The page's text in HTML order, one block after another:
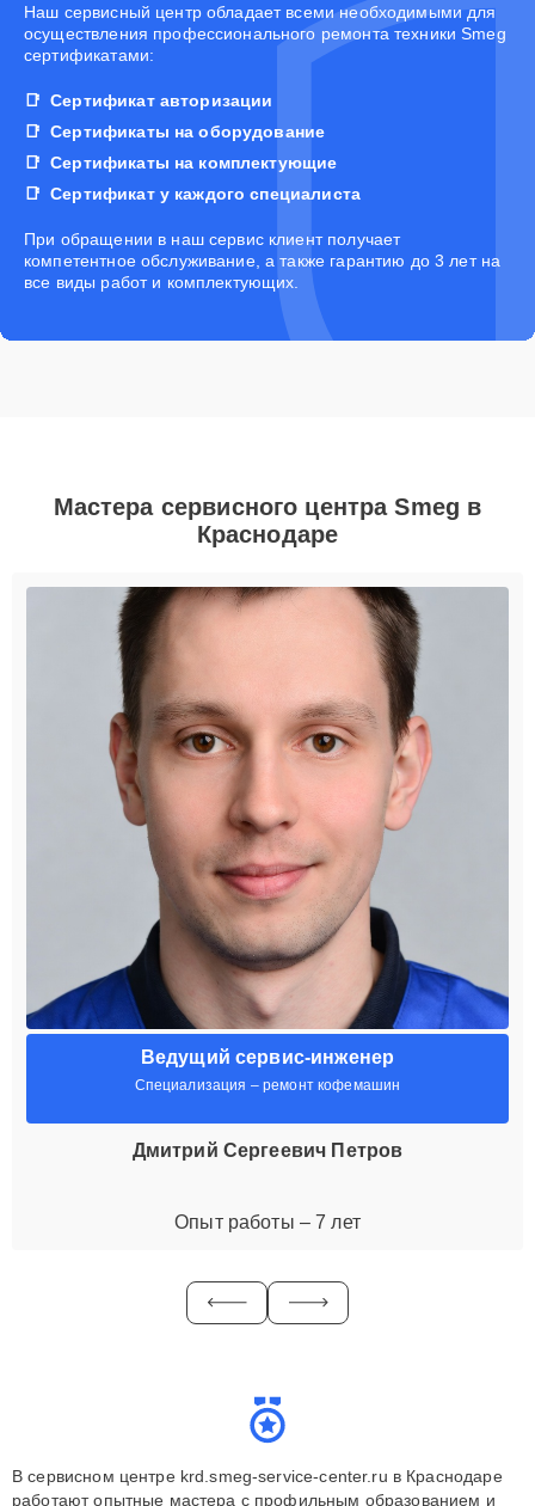
Наш сервисный центр обладает всеми необходимыми для
осуществления профессионального ремонта техники Smeg
сертификатами:
Сертификат авторизации
Сертификаты на оборудование
Сертификаты на комплектующие
Сертификат у каждого специалиста
При обращении в наш сервис клиент получает
компетентное обслуживание, а также гарантию до 3 лет на
все виды работ и комплектующих.
Мастера сервисного центра Smeg в
Краснодаре
Ведущий сервис-инженер
Специализация – ремонт кофемашин
Дмитрий Сергеевич Петров
Опыт работы – 7 лет
В сервисном центре krd.smeg-service-center.ru в Краснодаре
работают опытные мастера с профильным образованием и